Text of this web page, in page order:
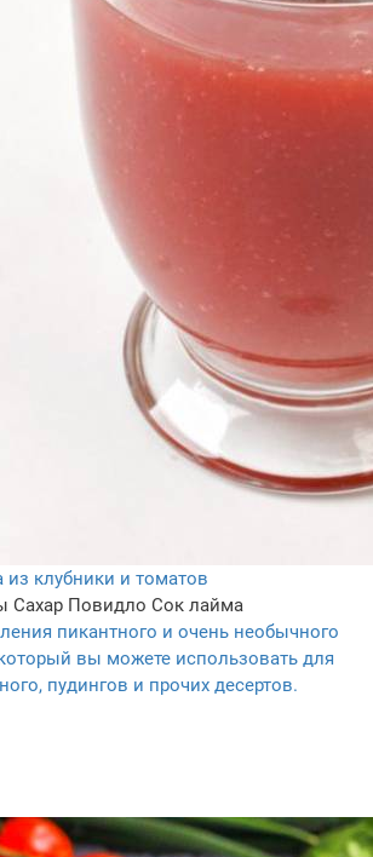
из клубники и томатов
Сахар Повидло Сок лайма
пикантного и очень необычного
вы можете использовать для
пудингов и прочих десертов.